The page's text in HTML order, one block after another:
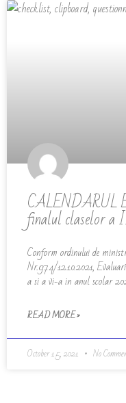
CALENDARUL
finalul claselor
Conform ordinului de
Nr.974/12.10.2021,
a si a vi-a in anul scolar
READ MORE »
October 15, 2021 No